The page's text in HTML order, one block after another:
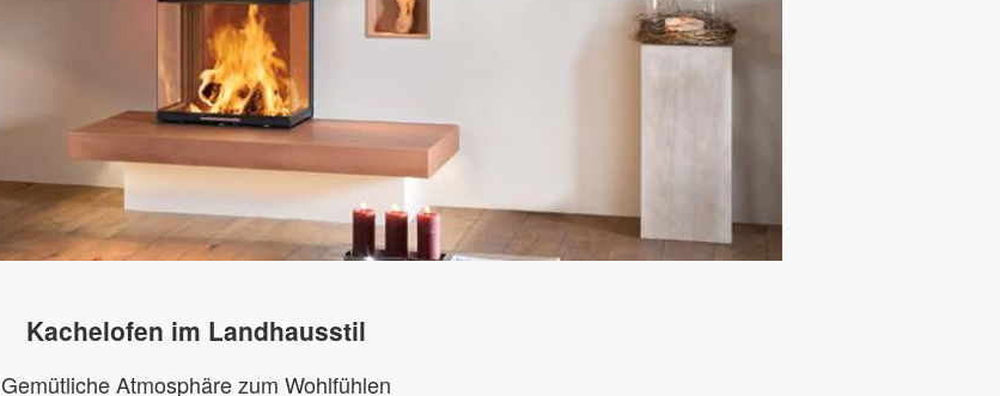
Kachelofen im Landhausstil
Gemütliche Atmosphäre zum Wohlfühlen